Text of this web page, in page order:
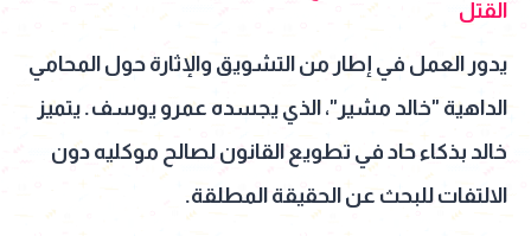
القتل
يدور العمل في إطار من التشويق والإثارة حول المحامي
الداهية "خالد مشير"، الذي يجسده عمرو يوسف. يتميز
خالد بذكاء حاد في تطويع القانون لصالح موكليه دون
الالتفات للبحث عن الحقيقة المطلقة.